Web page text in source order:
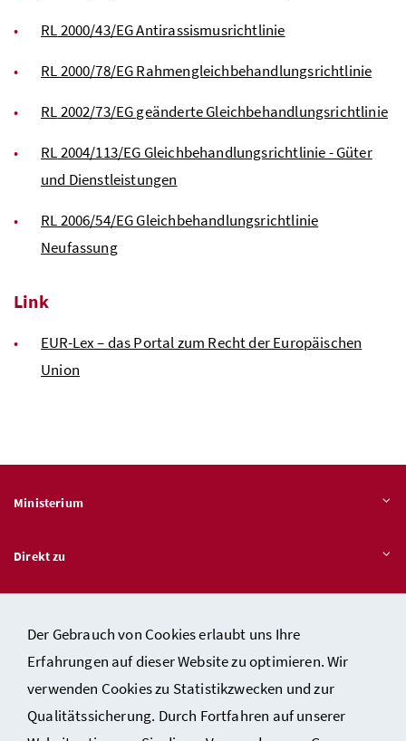
Der Gebrauch von Cookies erlaubt uns Ihre
Erfahrungen auf dieser Website zu optimieren. Wir
verwenden Cookies zu Statistikzwecken und zur
Qualitätssicherung. Durch Fortfahren auf unserer
RL2000/43/EG Antirassismusrichtlinie
RL 2000/78/EG Rahmengleichbehandlungsrichtlinie
RL2002/73/EG geänderte Gleichbehandlungsrichtlinie
RL2004/113/EG Gleichbehandlungsrichtlinie - Güter
und Dienstleistungen
RL 2006/54/EG Gleichbehandlungsrichtlinie
Neufassung
Link
EUR-Lex – das Portal zum Recht der Europäischen
Union
Ministerium
Direkt zu
Impressum